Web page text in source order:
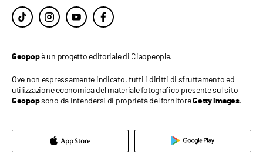
Geopopè un progetto editoriale di Ciaopeople.
Ove non espressamente indicato, tutti i diritti di sfruttamento ed
utilizzazione economica del materiale fotografico presente sul sito
Geopopsono da intendersi di proprietà del fornitoreGetty Images.